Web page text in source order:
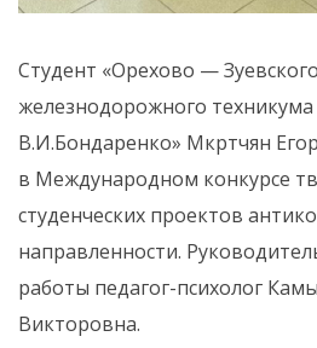
Студент «Орехово — Зуевского
железнодорожного
В.И.Бондаренко» Мкртчян
в Международном конкурсе
студенческих проектов
направленности.
работы педагог-психолог
Викторовна.